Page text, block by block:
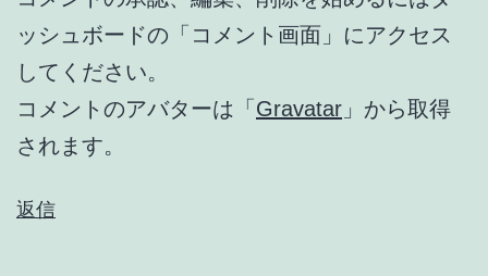
ッシュボードの「コメント画面」にアクセス
してください。
コメントのアバターは「Gravatar 」から取得
されます。
返信